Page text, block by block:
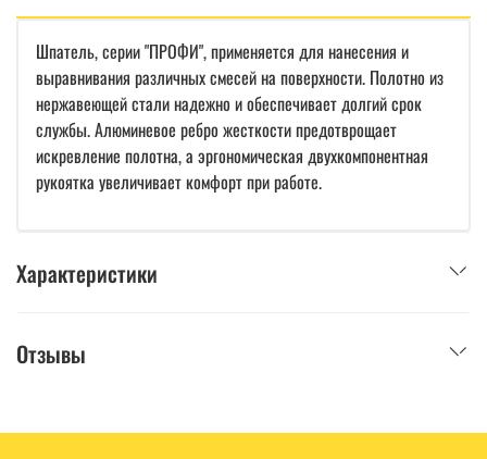
Шпатель, серии "ПРОФИ", применяется для нанесения и
выравнивания различных смесей на поверхности. Полотно из
нержавеющей стали надежно и обеспечивает долгий срок
службы. Алюминевое ребро жесткости предотврощает
искревление полотна, а эргономическая двухкомпонентная
рукоятка увеличивает комфорт при работе.
Характеристики
Отзывы